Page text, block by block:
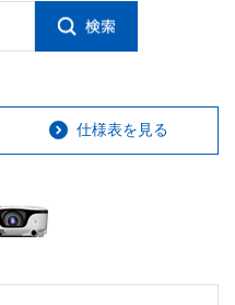
仕様表を見る